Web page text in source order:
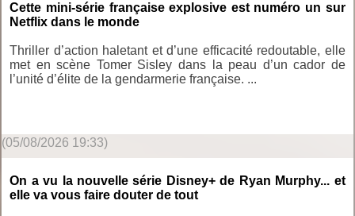
Cette mini-série française explosive est numéro un sur
Netflix dans le monde
Thriller d’action haletant et d’une efficacité redoutable, elle
met en scène Tomer Sisley dans la peau d’un cador de
l’unité d’élite de la gendarmerie française. ...
(05/08/2026 19:33)
On a vu la nouvelle série Disney+ de Ryan Murphy... et
elle va vous faire douter de tout